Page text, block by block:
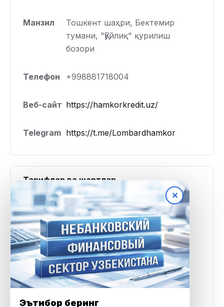
Манзил
Тошкент шаҳри, Бектемир
тумани, "Қўйлиқ" қурилиш
бозори
Телефон +998881718004
Веб-сайт https://hamkorkredit.uz/
Telegram https://t.me/Lombardhamkor
Тарифлар ва шартлар
Минимал
миқдор
100 000 UZS
Максимал
миқдор
18 500 000 UZS
Ставка фоизи кунига 0,3%
✕
Эътибор беринг